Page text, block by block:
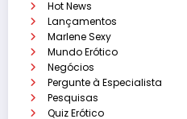
Hot News
Lançamentos
Marlene Sexy
Mundo Erótico
Negócios
Pergunte à Especialista
Pesquisas
Quiz Erótico